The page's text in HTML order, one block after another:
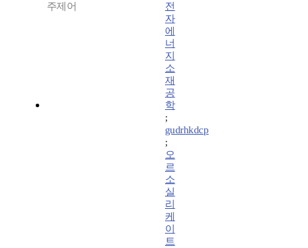
주제어
전
자
에
너
지
소
재
공
학
;
gudrhkdcp
;
오
르
소
실
리
케
이
트